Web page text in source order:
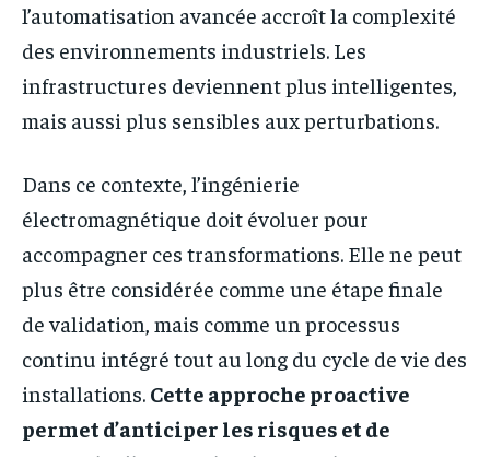
l’automatisation avancée accroît la complexité
des environnements industriels. Les
infrastructures deviennent plus intelligentes,
mais aussi plus sensibles aux perturbations.
Dans ce contexte, l’ingénierie
électromagnétique doit évoluer pour
accompagner ces transformations. Elle ne peut
plus être considérée comme une étape finale
de validation, mais comme un processus
continu intégré tout au long du cycle de vie des
installations. Cette approche proactive
permet d’anticiper les risques et de